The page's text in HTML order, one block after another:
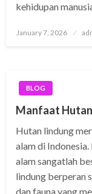
kehidupan
Posted
January 7, 2026
BLOG
Manfaat
Hutan lindung
alam di
alam sangatlah
lindung berperan
dan fauna yang